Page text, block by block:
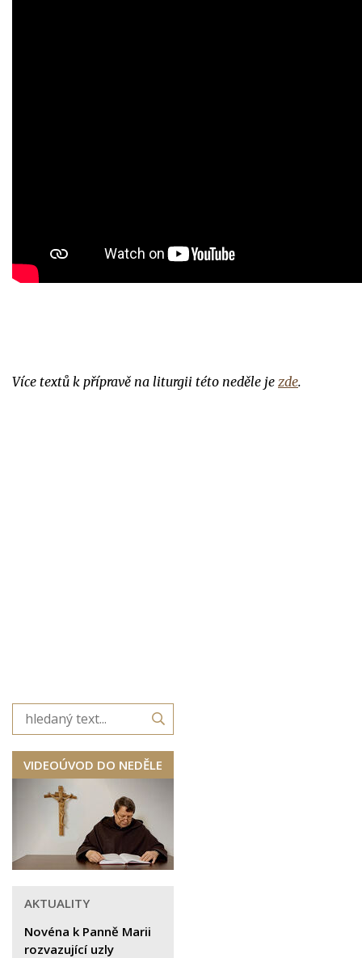
Více textů k přípravě na liturgii této neděle je zde.
VIDEOÚVOD DO NEDĚLE
AKTUALITY
Novéna k Panně Marii
rozvazující uzly